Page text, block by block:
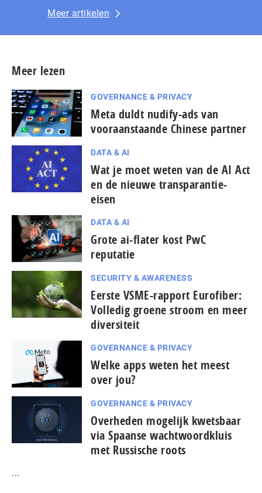
Meer artikelen
Meer lezen
GOVERNANCE & PRIVACY
Meta duldt nudify-ads van
vooraanstaande Chinese partner
DATA & AI
Wat je moet weten van de AI Act
en de nieuwe transparantie-
eisen
DATA & AI
Grote ai-flater kost PwC
reputatie
SECURITY & AWARENESS
Eerste VSME-rapport Eurofiber:
Volledig groene stroom en meer
diversiteit
GOVERNANCE & PRIVACY
Welke apps weten het meest
over jou?
GOVERNANCE & PRIVACY
Overheden mogelijk kwetsbaar
via Spaanse wacht­woord­kluis
met Russische roots
...